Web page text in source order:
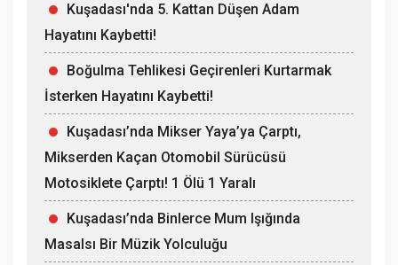
Kuşadası'nda 5. Kattan Düşen Adam
Hayatını Kaybetti!
Boğulma Tehlikesi Geçirenleri Kurtarmak
İsterken Hayatını Kaybetti!
Kuşadası’nda Mikser Yaya’ya Çarptı,
Mikserden Kaçan Otomobil Sürücüsü
Motosiklete Çarptı! 1 Ölü 1 Yaralı
Kuşadası’nda Binlerce Mum Işığında
Masalsı Bir Müzik Yolculuğu